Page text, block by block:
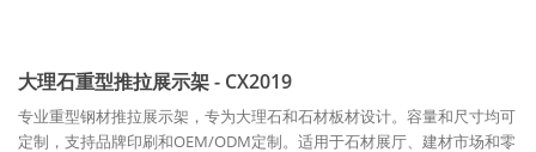
大理石重型推拉展示架 - CX2019
专业重型钢材推拉展示架，专为大理石和石材板材设计。容量和尺寸均可
定制，支持品牌印刷和OEM/ODM定制。适用于石材展厅、建材市场和零